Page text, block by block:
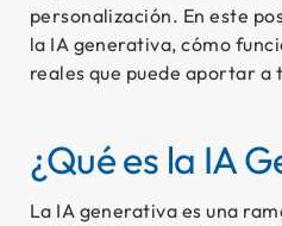
personalización. En este
la IA generativa, cómo
reales que puede aportar a
¿Qué es la IA
La IA generativa es una